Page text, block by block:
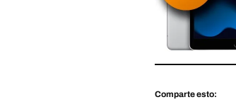
Comparte esto: